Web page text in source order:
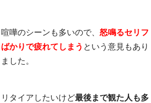
喧嘩のシーンも多いので、怒鳴るセリフ
ばかりで疲れてしまう という意見もあり
ました。
リタイアしたいけど最後まで観た人も多